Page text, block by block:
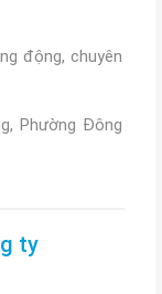
động, chuyên
Phường Đông
ty